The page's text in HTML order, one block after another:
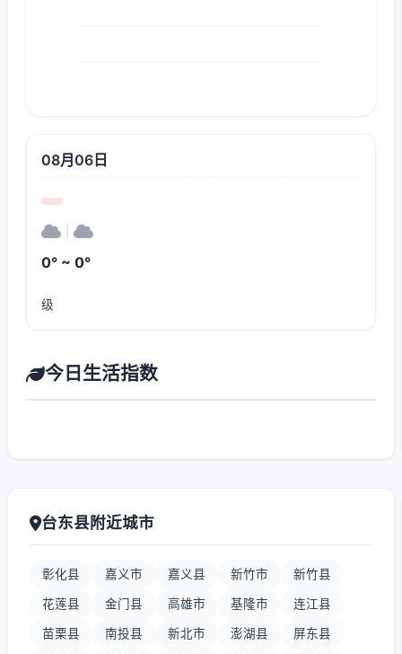
08月06日
0° ~ 0°
级
今日生活指数
台东县附近城市
彰化县 嘉义市 嘉义县 新竹市 新竹县
花莲县 金门县 高雄市 基隆市 连江县
苗栗县 南投县 新北市 澎湖县 屏东县